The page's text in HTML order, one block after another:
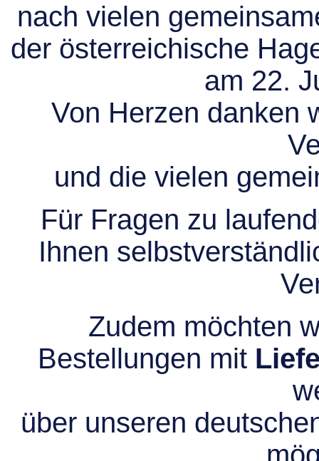
nach vielen
der österreichische
am 22.
Von Herzen danken
und die vielen
Für Fragen zu
Ihnen
Zudem möchten
Bestellungen mit
über unseren